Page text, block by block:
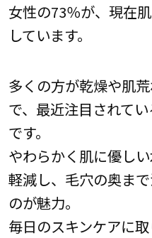
女性の73％が、現在
しています。
多くの方が乾燥や肌
で、最近注目されてい
です。
やわらかく肌に優し
軽減し、毛穴の奥ま
のが魅力。
毎日のスキンケアに